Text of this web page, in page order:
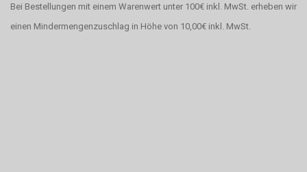
Bei Bestellungen mit einem Warenwert unter 100€ inkl. MwSt. erheben wir
einen Mindermengenzuschlag in Höhe von 10,00€ inkl. MwSt.